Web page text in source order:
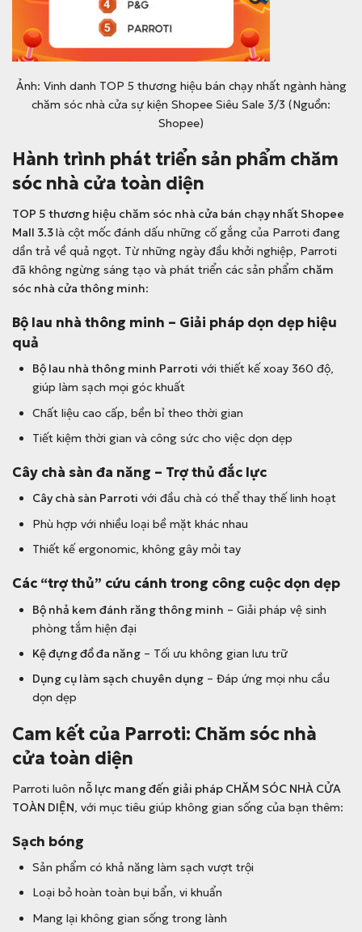
Ảnh: Vinh danh TOP 5 thương hiệu bán chạy nhất ngành hàng
chăm sóc nhà cửa sự kiện Shopee Siêu Sale 3/3 (Nguồn:
Shopee)
Hành trình phát triển sản phẩm chăm
sóc nhà cửa toàn diện
TOP 5 thương hiệu chăm sóc nhà cửa bán chạy nhất Shopee
Mall 3.3là cột mốc đánh dấu những cố gắng của Parroti đang
dần trả về quả ngọt. Từ những ngày đầu khởi nghiệp, Parroti
đã không ngừng sáng tạo và phát triển các sản phẩm chăm
sóc nhà cửa thông minh:
Bộ lau nhà thông minh – Giải pháp dọn dẹp hiệu
quả
Bộ lau nhà thông minh Parroti với thiết kế xoay 360 độ,
giúp làm sạch mọi góc khuất
Chất liệu cao cấp, bền bỉ theo thời gian
Tiết kiệm thời gian và công sức cho việc dọn dẹp
Cây chà sàn đa năng – Trợ thủ đắc lực
Cây chà sàn Parroti với đầu chà có thể thay thế linh hoạt
Phù hợp với nhiều loại bề mặt khác nhau
Thiết kế ergonomic, không gây mỏi tay
Các “trợ thủ” cứu cánh trong công cuộc dọn dẹp
Bộ nhả kem đánh răng thông minh – Giải pháp vệ sinh
phòng tắm hiện đại
Kệ đựng đồ đa năng – Tối ưu không gian lưu trữ
Dụng cụ làm sạch chuyên dụng – Đáp ứng mọi nhu cầu
dọn dẹp
Cam kết của Parroti: Chăm sóc nhà
cửa toàn diện
Parroti luôn nỗ lực mang đến giải pháp CHĂM SÓC NHÀ CỬA
TOÀN DIỆN , với mục tiêu giúp không gian sống của bạn thêm:
Sạch bóng
Sản phẩm có khả năng làm sạch vượt trội
Loại bỏ hoàn toàn bụi bẩn, vi khuẩn
Mang lại không gian sống trong lành